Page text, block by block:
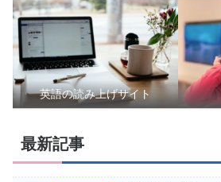
英語の読み上げサイト
最新記事